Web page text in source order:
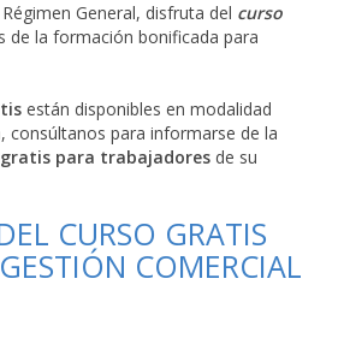
General, disfruta del curso
de la formación bonificada para
están disponibles en modalidad
, consúltanos para informarse de la
para trabajadores de su
CURSO GRATIS
COMERCIAL